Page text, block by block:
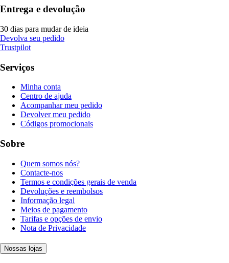
Entrega e devolução
30 dias para mudar de ideia
Devolva seu pedido
Trustpilot
Serviços
Minha conta
Centro de ajuda
Acompanhar meu pedido
Devolver meu pedido
Códigos promocionais
Sobre
Quem somos nós?
Contacte-nos
Termos e condições gerais de venda
Devoluções e reembolsos
Informação legal
Meios de pagamento
Tarifas e opções de envio
Nota de Privacidade
Nossas lojas